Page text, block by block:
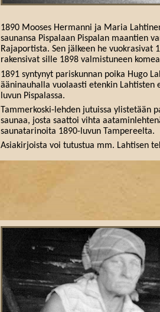
1890 Mooses Hermanni ja Maria
saunansa Pispalaan Pispalan maantien
Rajaportista. Sen jälkeen he
rakensivat sille 1898 valmistuneen
1891 syntynyt pariskunnan poika Hugo
ääninauhalla vuolaasti etenkin Lahtisten
luvun Pispalassa.
Tammerkoski-lehden jutuissa ylistetään
saunaa, josta saattoi vihta
saunatarinoita 1890-luvun Tampereelta.
Asiakirjoista voi tutustua mm. Lahtisen